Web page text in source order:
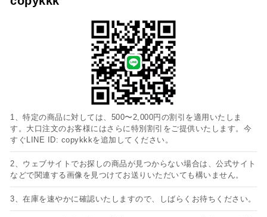
1、特定の商品に対しては、500〜2,000円の割引を適用いたしま
す。大口注文のお客様にはさらに特別割引をご提供いたします。今
すぐLINE ID: copykkkを追加してください。
2、ウェブサイトでお探しの商品が見つからない場合は、公式サイト
などで関連する画像を見つけてお送りいただいても構いません。
3、在庫を速やかに確認いたしますので、しばらくお待ちください。